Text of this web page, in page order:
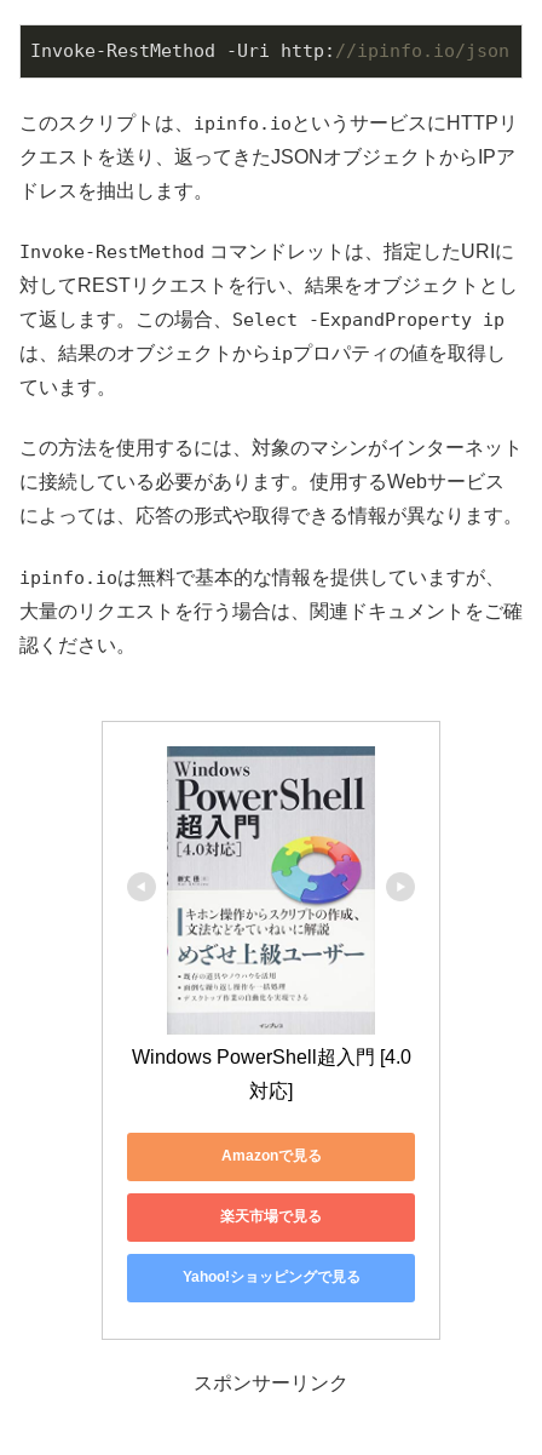
Invoke-RestMethod -Uri http: //ipinfo.io/json |
このスクリプトは、 ipinfo.ioというサービスにHTTPリ
クエストを送り、返ってきたJSONオブジェクトからIPア
ドレスを抽出します。
Invoke-RestMethod コマンドレットは、指定したURIに
対してRESTリクエストを行い、結果をオブジェクトとし
て返します。この場合、 Select -ExpandProperty ip
は、結果のオブジェクトからipプロパティの値を取得し
ています。
この方法を使用するには、対象のマシンがインターネット
に接続している必要があります。使用するWebサービス
によっては、応答の形式や取得できる情報が異なります。
ipinfo.ioは無料で基本的な情報を提供していますが、
大量のリクエストを行う場合は、関連ドキュメントをご確
認ください。
Windows PowerShell超入門 [4.0
対応]
Amazonで見る
楽天市場で見る
Yahoo!ショッピングで見る
スポンサーリンク